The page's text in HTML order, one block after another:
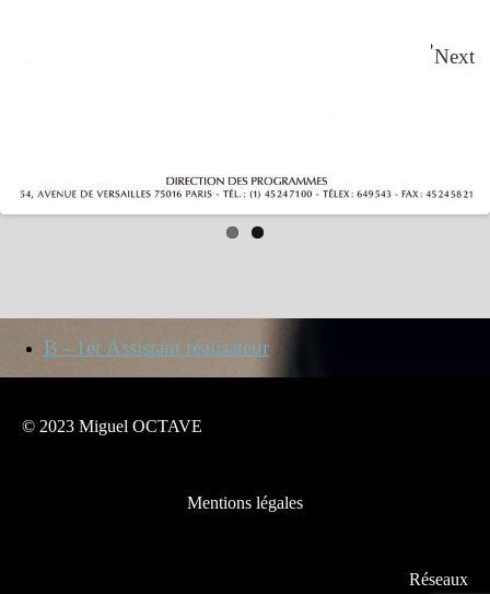
Next
B - 1er Assistant réalisateur
© 2023 Miguel OCTAVE
Mentions légales
Réseaux